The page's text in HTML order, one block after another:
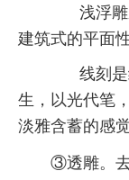
浅浮雕
建筑式的平面
线刻是
生，以光代笔
淡雅含蓄的感
③透雕。去